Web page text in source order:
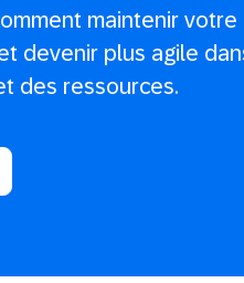
maintenir votre
devenir plus agile
des ressources.